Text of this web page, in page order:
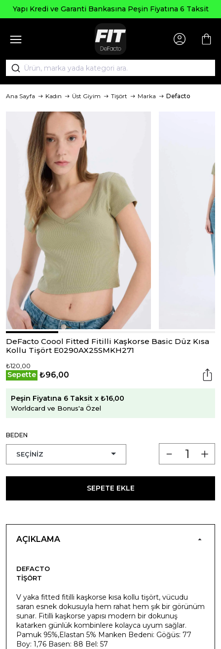
Yapı Kredi ve Garanti Bankasına Peşin Fiyatına 6 Taksit
Ana Sayfa Kadın Üst Giyim Tişört Marka Defacto
DeFacto Coool Fitted Fitilli Kaşkorse Basic Düz Kısa
Kollu Tişört E0290AX25SMKH271
₺120,00
Sepette ₺96,00
Peşin Fiyatına 6 Taksit x ₺16,00
Worldcard ve Bonus'a Özel
BEDEN
SEPETE EKLE
AÇIKLAMA
DEFACTO
TIŞÖRT
V yaka fitted fitilli kaşkorse kısa kollu tişört, vücudu
saran esnek dokusuyla hem rahat hem şık bir görünüm
sunar. Fitilli kaşkorse yapısı modern bir dokunuş
katarken günlük kombinlere kolayca uyum sağlar.
Pamuk 95%,Elastan 5% Manken Bedeni: Göğüs: 77
Boy: 1,76 Basen: 88 Bel: 57